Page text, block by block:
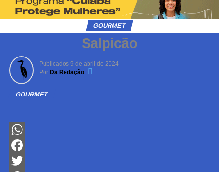
GOURMET
Salpicão
Publicados 9 de abril de 2024
Por Da Redação
GOURMET
WhatsApp
Facebook